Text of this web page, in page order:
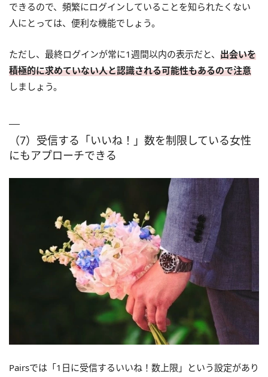
できるので、頻繁にログインしていることを知られたくない
人にとっては、便利な機能でしょう。
ただし、最終ログインが常に1週間以内の表示だと、 出会いを
積極的に求めていない人と認識される可能性もあるので注意
しましょう。
（7）受信する「いいね！」数を制限している女性
にもアプローチできる
Pairsでは「1日に受信するいいね！数上限」という設定があり